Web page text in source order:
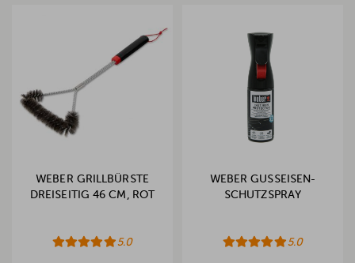
WEBER GRILLBÜRSTE
DREISEITIG 46 CM, ROT
5.0
WEBER GUSSEISEN-
SCHUTZSPRAY
5.0